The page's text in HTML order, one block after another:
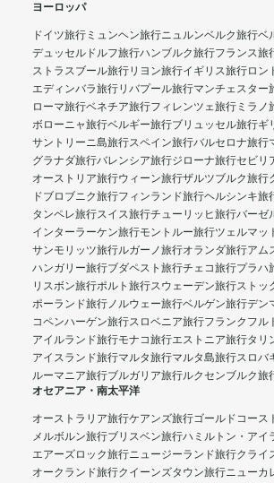
ヨーロッパ
ドイツ旅行 ミュンヘン旅行ニュルンベルク旅行ベ
デュッセルドルフ旅行ハンブルク旅行フランス旅
ストラスブール旅行リヨン旅行イギリス旅行ロン
エディンバラ旅行リバプール旅行マンチェスター
ローマ旅行ベネチア旅行フィレンツェ旅行 ミラノ
ボローニャ旅行ベルギー旅行ブリュッセル旅行ギ
サントリーニ島旅行スペイン旅行バルセロナ旅行
グラナダ旅行バレンシア旅行ジローナ旅行セビリ
オーストリア旅行ウィーン旅行ザルツブルク旅行
ドブロブニク旅行フィンランド旅行ヘルシンキ旅
タンペレ旅行スイス旅行チューリッヒ旅行バーゼ
インターラーケン旅行モントルー旅行ツェルマッ
サンモリッツ旅行ルガーノ旅行オランダ旅行アム
ハンガリー旅行ブダペスト旅行チェコ旅行プラハ
リスボン旅行ポルト旅行スウェーデン旅行ストッ
ポーランド旅行ノルウェー旅行ベルゲン旅行デン
コペンハーゲン旅行スロベニア旅行フランクフル
アイルランド旅行モナコ旅行エストニア旅行タリ
アイスランド旅行マルタ旅行マルタ島旅行スロバ
ルーマニア旅行ブルガリア旅行ルクセンブルク旅
オセアニア・南太平洋
オーストラリア旅行ケアンズ旅行ゴールドコース
メルボルン旅行ブリスベン旅行ハミルトン・アイ
エアーズロック旅行ニュージーランド旅行クライ
オークランド旅行クイーンズタウン旅行ニューカ